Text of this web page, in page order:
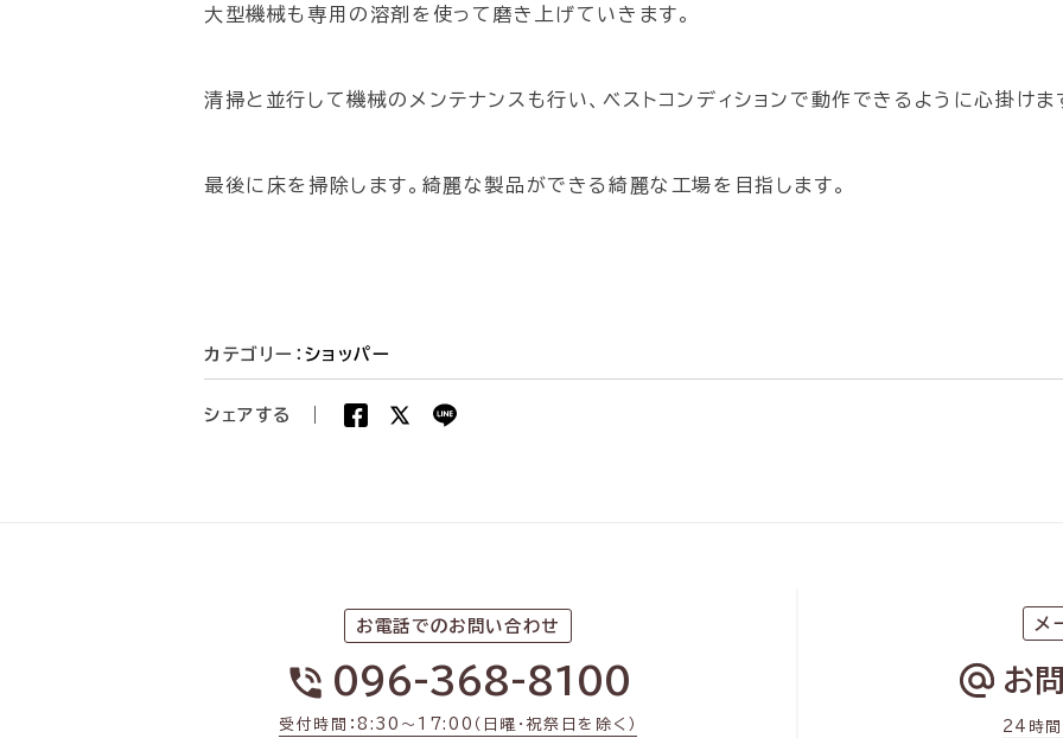
大型機械も専用の溶剤を使って磨き上げていきます。
清掃と並行して機械のメンテナンスも行い、ベストコンディションで動作できるように心掛けま
最後に床を掃除します。綺麗な製品ができる綺麗な工場を目指します。
カテゴリー： ショッパー
シェアする
お電話でのお問い合わせ
096-368-8100
受付時間：8:30〜17:00（日曜・祝祭日を除く）
メ
お
24時間